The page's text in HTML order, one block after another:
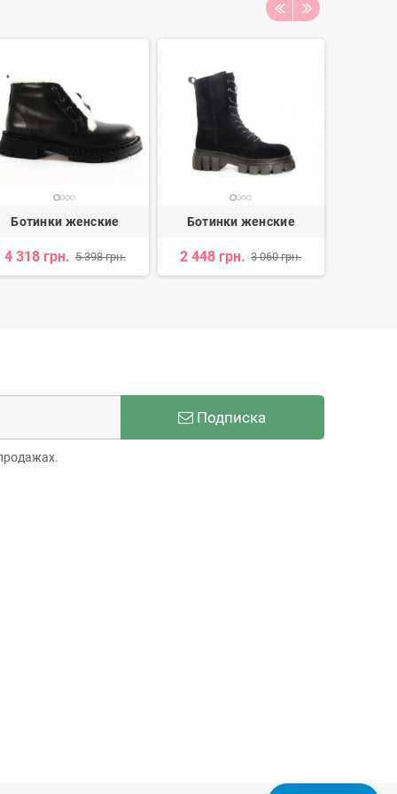
Ботинки женские
4 318 грн. 5 398 грн.
Ботинки женские
2 448 грн. 3 060 грн.
Подписка